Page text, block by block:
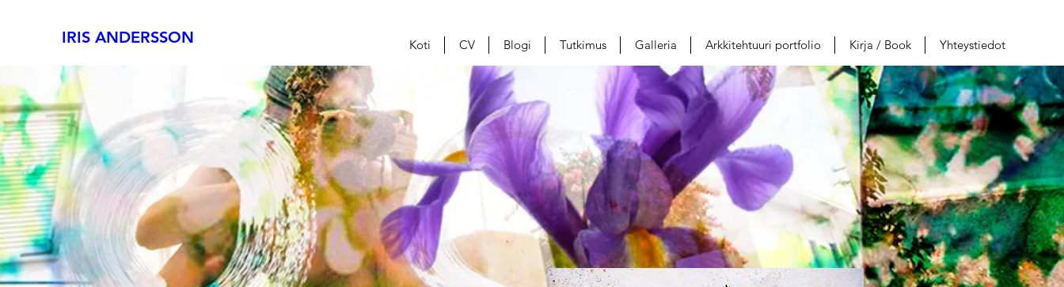
IRIS ANDERSSON Koti CV Blogi Tutkimus Galleria Arkkitehtuuri portfolio Kirja / Book Yhteystiedot